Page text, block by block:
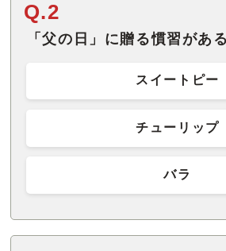
Q.2
「父の日」に贈る慣習があ
スイートピー
チューリップ
バラ